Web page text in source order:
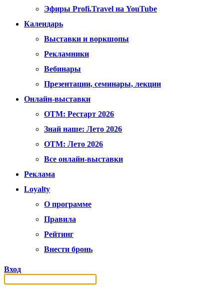
Эфиры Profi.Travel на YouTube
Календарь
Выставки и воркшопы
Рекламники
Вебинары
Презентации, семинары, лекции
Онлайн-выставки
OTM: Рестарт 2026
Знай наше: Лето 2026
OTM: Лето 2026
Все онлайн-выставки
Реклама
Loyalty
О программе
Правила
Рейтинг
Внести бронь
Вход